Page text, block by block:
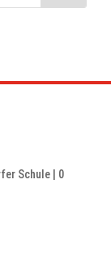
Schule| 0